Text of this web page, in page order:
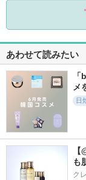
あわせて読みたい
メ
日
も
ク